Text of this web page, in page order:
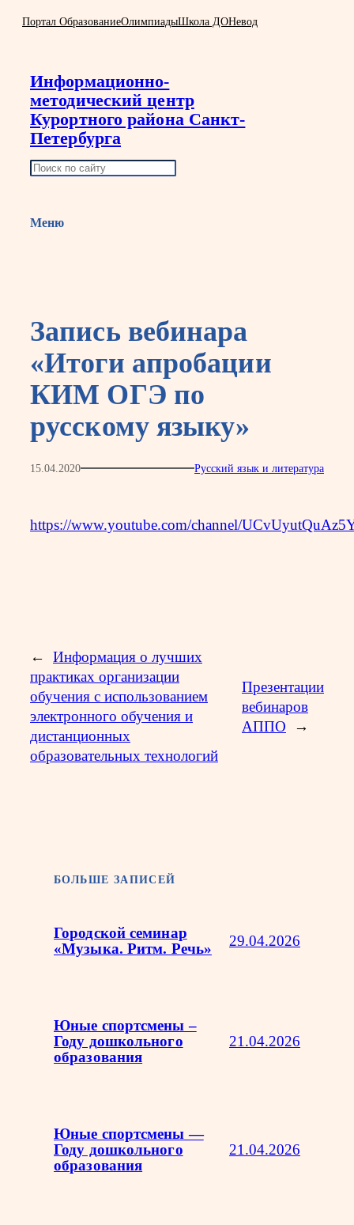
Перейти
Портал ОбразованиеОлимпиадыШкола ДОНевод
Информационно-
методический центр
Курортного района Санкт-
Петербурга
П
с
Меню
Запись вебинара
«Итоги апробации
КИМ ОГЭ по
русскому языку»
15.04.2020 Русский язык и литература
https://www.youtube.com/channel/
←
Информация о лучших
практиках организации
обучения с использованием
электронного обучения и
дистанционных
образовательных технологий
Презентации
вебинаров
АППО
→
БОЛЬШЕ ЗАПИСЕЙ
Городской семинар
«Музыка. Ритм. Речь»
29.04.2026
Юные спортсмены –
Году дошкольного
образования
21.04.2026
Юные спортсмены —
Году дошкольного
образования
21.04.2026